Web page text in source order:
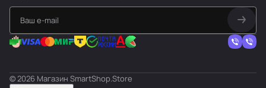
© 2026 Магазин SmartShop.Store